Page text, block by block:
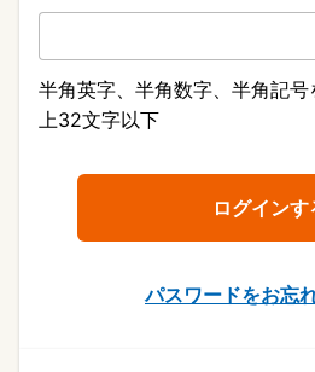
半角英字、半角数字、半角記
上32文字以下
パスワードをお忘